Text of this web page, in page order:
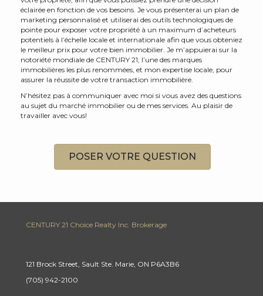
éclairée en fonction de vos besoins. Je vous présenterai un plan de
marketing personnalisé et utiliserai des outils technologiques de
pointe pour exposer votre propriété à un maximum d’acheteurs
potentiels à l’échelle locale et internationale afin que vous obteniez
le meilleur prix pour votre bien immobilier. Je m’appuierai sur la
notoriété mondiale de CENTURY 21, l’une des marques
immobilières les plus renommées, et mon expertise locale, pour
assurer la réussite de votre transaction immobilière.
N’hésitez pas à communiquer avec moi si vous avez des questions
au sujet du marché immobilier ou de mes services. Au plaisir de
travailler avec vous!
POSER VOTRE QUESTION
CENTURY 21 Choice Realty Inc. Brokerage
121 Brock Street, Sault Ste. Marie, ON P6A3B6
(705) 942-2100